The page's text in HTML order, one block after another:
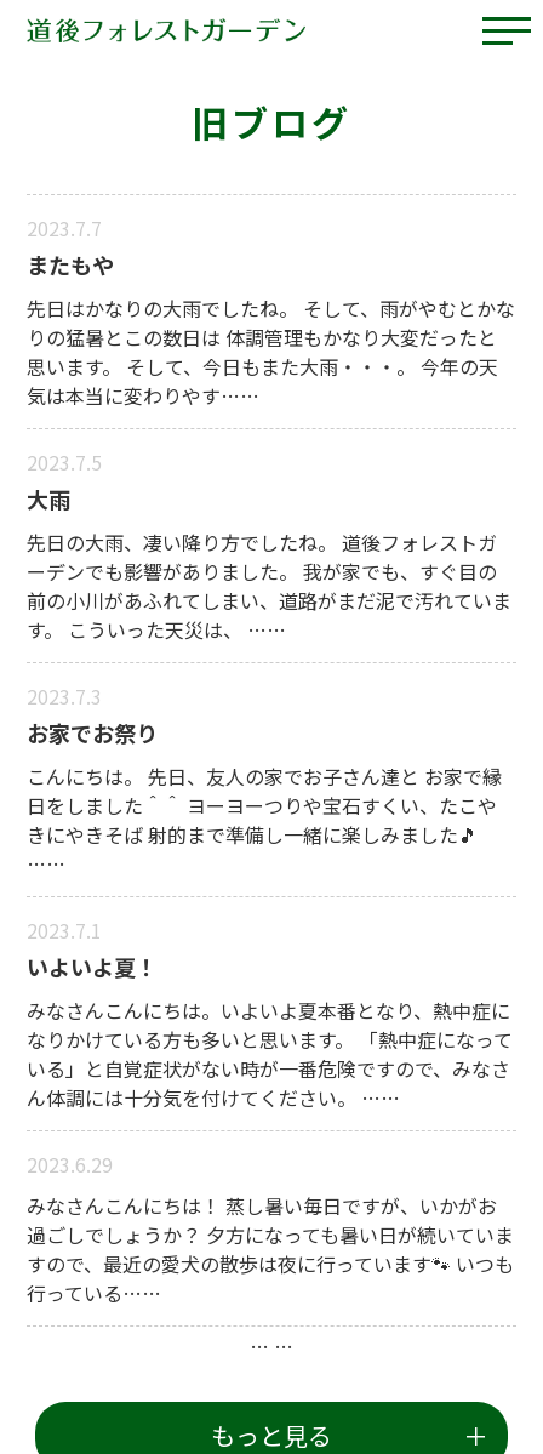
旧ブログ
2023.7.7
またもや
先日はかなりの大雨でしたね。 そして、雨がやむとかな
りの猛暑とこの数日は 体調管理もかなり大変だったと
思います。 そして、今日もまた大雨・・・。 今年の天
気は本当に変わりやす……
2023.7.5
大雨
先日の大雨、凄い降り方でしたね。 道後フォレストガ
ーデンでも影響がありました。 我が家でも、すぐ目の
前の小川があふれてしまい、道路がまだ泥で汚れていま
す。 こういった天災は、 ……
2023.7.3
お家でお祭り
こんにちは。 先日、友人の家でお子さん達と お家で縁
日をしました＾＾ ヨーヨーつりや宝石すくい、たこや
きにやきそば 射的まで準備し一緒に楽しみました🎵
……
2023.7.1
いよいよ夏！
みなさんこんにちは。いよいよ夏本番となり、熱中症に
なりかけている方も多いと思います。 「熱中症になって
いる」と自覚症状がない時が一番危険ですので、みなさ
ん体調には十分気を付けてください。 ……
2023.6.29
みなさんこんにちは！ 蒸し暑い毎日ですが、いかがお
過ごしでしょうか？ 夕方になっても暑い日が続いていま
すので、最近の愛犬の散歩は夜に行っています🐾 いつも
行っている……
… …
もっと見る